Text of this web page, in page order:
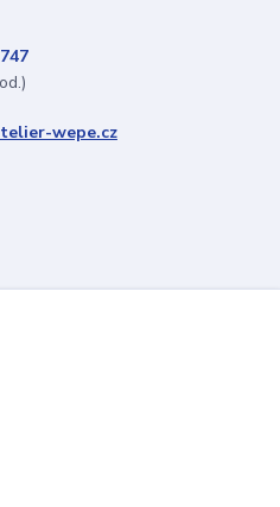
wepe.cz